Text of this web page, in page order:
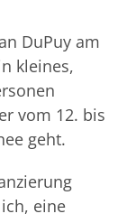
DuPuy am
kleines,
vom 12. bis
geht.
eine